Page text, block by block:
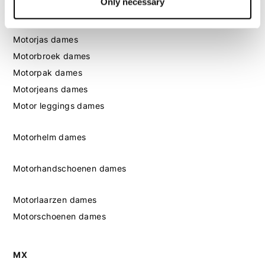
Motorkleding dames
Motorjas dames
Motorbroek dames
Motorpak dames
Motorjeans dames
Motor leggings dames
Motorhelm dames
Motorhandschoenen dames
Motorlaarzen dames
Motorschoenen dames
MX